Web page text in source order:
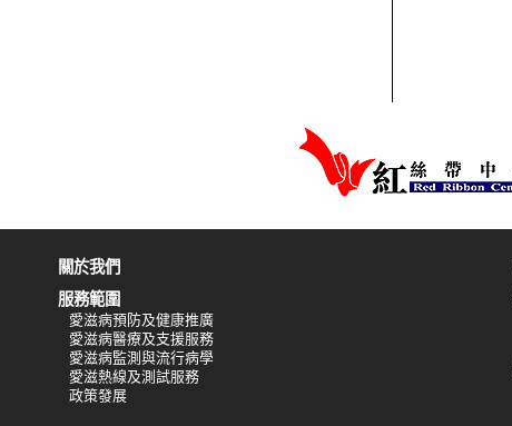
關於我們
服務範圍
愛滋病預防及健康推廣
愛滋病醫療及支援服務
愛滋病監測與流行病學
愛滋熱線及測試服務
政策發展